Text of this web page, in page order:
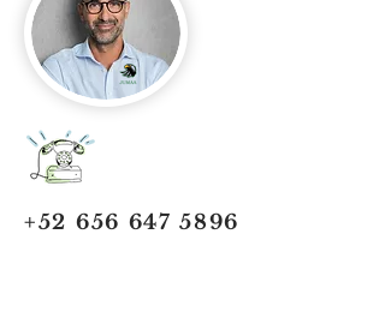
+52 656 647 5896